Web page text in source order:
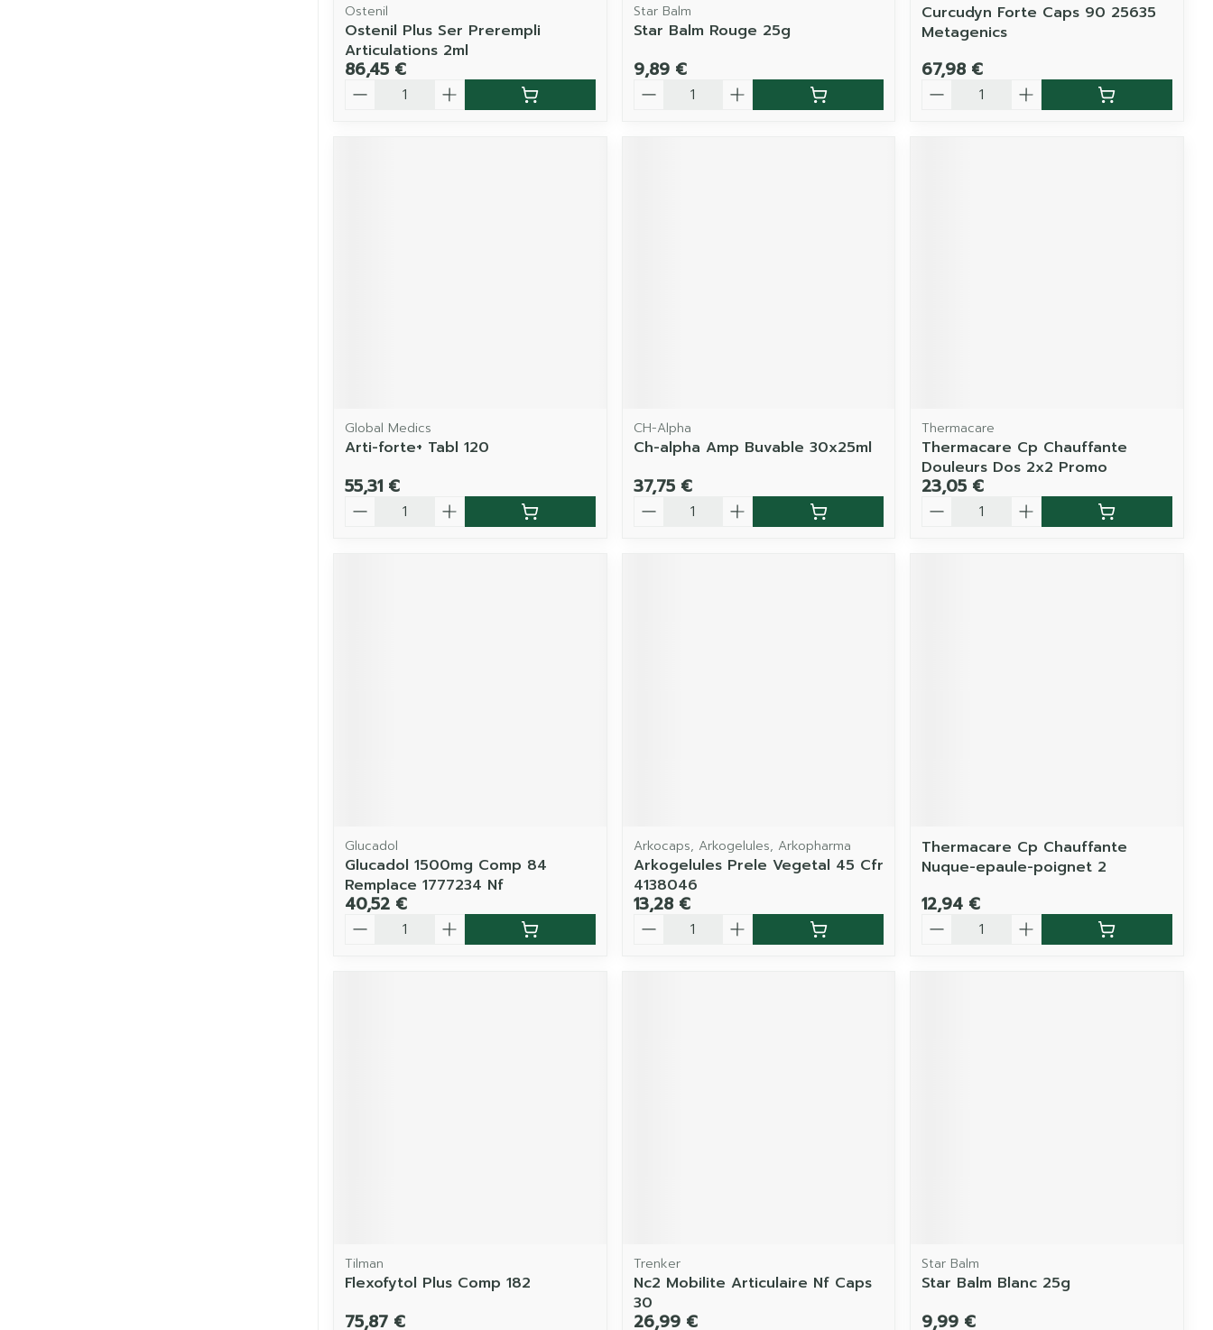
Ostenil
Ostenil Plus Ser Prerempli
Articulations 2ml
86,45 €
Quantité
Star Balm
Star Balm Rouge 25g
9,89 €
Quantité
Curcudyn Forte Caps 90 25635
Metagenics
67,98 €
Quantité
Global Medics
Arti-forte+ Tabl 120
55,31 €
Quantité
CH-Alpha
Ch-alpha Amp Buvable 30x25ml
37,75 €
Quantité
Thermacare
Thermacare Cp Chauffante
Douleurs Dos 2x2 Promo
23,05 €
Quantité
Glucadol
Glucadol 1500mg Comp 84
Remplace 1777234 Nf
40,52 €
Quantité
Arkocaps, Arkogelules, Arkopharma
Arkogelules Prele Vegetal 45 Cfr
4138046
13,28 €
Quantité
Thermacare Cp Chauffante
Nuque-epaule-poignet 2
12,94 €
Quantité
Tilman
Flexofytol Plus Comp 182
75,87 €
Trenker
Nc2 Mobilite Articulaire Nf Caps
30
26,99 €
Star Balm
Star Balm Blanc 25g
9,99 €